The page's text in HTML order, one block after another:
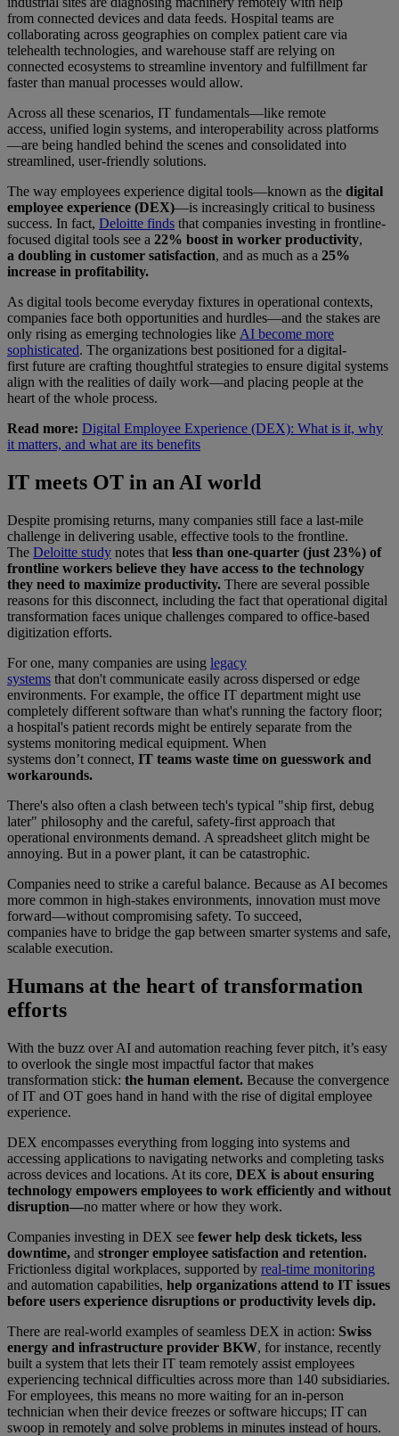
from connected devices and data feeds. Hospital teams are
collaborating across geographies on complex patient care via
telehealth technologies, and warehouse staff are relying on
connected ecosystems to streamline inventory and fulfillment far
faster than manual processes would allow.
Across all these scenarios, IT fundamentals—like remote
access, unified login systems, and interoperability across platforms
—are being handled behind the scenes and consolidated into
streamlined, user-friendly solutions.
The way employees experience digital tools—known as the digital
employee experience (DEX)—is increasingly critical to business
success. In fact, Deloitte finds that companies investing in frontline-
focused digital tools see a 22% boost in worker productivity,
a doubling in customer satisfaction, and as much as a 25%
increase in profitability.
As digital tools become everyday fixtures in operational contexts,
companies face both opportunities and hurdles—and the stakes are
only rising as emerging technologies like AI become more
sophisticated. The organizations best positioned for a digital-
first future are crafting thoughtful strategies to ensure digital systems
align with the realities of daily work—and placing people at the
heart of the whole process.
Read more: Digital Employee Experience (DEX): What is it, why
it matters, and what are its benefits
IT meets OT in an AI world
Despite promising returns, many companies still face a last-mile
challenge in delivering usable, effective tools to the frontline.
The Deloitte study notes that less than one-quarter (just 23%) of
frontline workers believe they have access to the technology
they need to maximize productivity. There are several possible
reasons for this disconnect, including the fact that operational digital
transformation faces unique challenges compared to office-based
digitization efforts.
For one, many companies are using legacy
systems that don't communicate easily across dispersed or edge
environments. For example, the office IT department might use
completely different software than what's running the factory floor;
a hospital's patient records might be entirely separate from the
systems monitoring medical equipment. When
systems don’t connect, IT teams waste time on guesswork and
workarounds.
There's also often a clash between tech's typical "ship first, debug
later" philosophy and the careful, safety-first approach that
operational environments demand. A spreadsheet glitch might be
annoying. But in a power plant, it can be catastrophic.
Companies need to strike a careful balance. Because as AI becomes
more common in high-stakes environments, innovation must move
forward—without compromising safety. To succeed,
companies have to bridge the gap between smarter systems and safe,
scalable execution.
Humans at the heart of transformation
efforts
With the buzz over AI and automation reaching fever pitch, it’s easy
to overlook the single most impactful factor that makes
transformation stick: the human element. Because the convergence
of IT and OT goes hand in hand with the rise of digital employee
experience.
DEX encompasses everything from logging into systems and
accessing applications to navigating networks and completing tasks
across devices and locations. At its core, DEX is about ensuring
technology empowers employees to work efficiently and without
disruption—no matter where or how they work.
Companies investing in DEX see fewer help desk tickets, less
downtime, and stronger employee satisfaction and retention.
Frictionless digital workplaces, supported by real-time monitoring
and automation capabilities, help organizations attend to IT issues
before users experience disruptions or productivity levels dip.
There are real-world examples of seamless DEX in action: Swiss
energy and infrastructure provider BKW, for instance, recently
built a system that lets their IT team remotely assist employees
experiencing technical difficulties across more than 140 subsidiaries.
For employees, this means no more waiting for an in-person
technician when their device freezes or software hiccups; IT can
swoop in remotely and solve problems in minutes instead of hours.